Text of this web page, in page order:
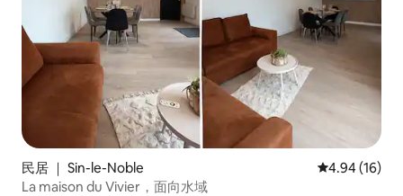
民居 ｜ Sin-le-Noble 平均评分
4.94 (16)
La maison du Vivier，面向水域